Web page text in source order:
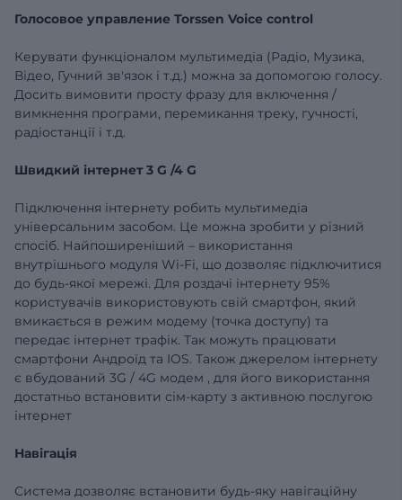
Голосовое управление Torssen Voice control
Керувати функціоналом мультимедіа (Радіо, Музика,
Відео, Гучний зв'язок і т.д.) можна за допомогою голосу.
Досить вимовити просту фразу для включення /
вимкнення програми, перемикання треку, гучності,
радіостанції і т.д.
Швидкий інтернет3 G /4 G
Підключення інтернету робить мультимедіа
універсальним засобом. Це можна зробити у різний
спосіб. Найпоширеніший – використання
внутрішнього модуля Wi-Fi, що дозволяє підключитися
до будь-якої мережі. Для роздачі інтернету 95%
користувачів використовують свій смартфон, який
вмикається в режим модему (точка доступу) та
передає інтернет трафік. Так можуть працювати
смартфони Андроїд та IOS. Також джерелом інтернету
є вбудований 3G / 4G модем , для його використання
достатньо встановити сім-карту з активною послугою
інтернет
Навігація
Система дозволяє встановити будь-яку навігаційну